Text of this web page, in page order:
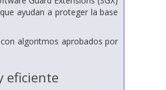
ayudan a proteger la base
algoritmos aprobados por
eficiente